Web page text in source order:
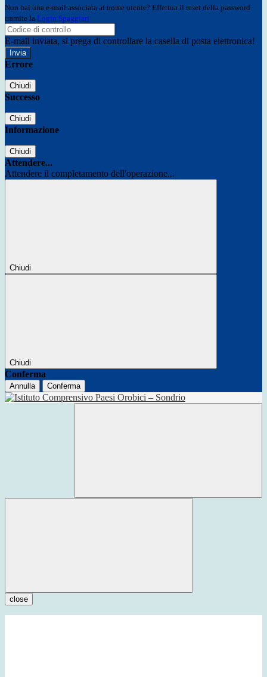
Non hai una e-mail associata al nome utente? Effettua il reset della password
tramite la Login Spaggiari
E-mail inviata, si prega di controllare la casella di posta elettronica!
Errore
Chiudi
Successo
Chiudi
Informazione
Chiudi
Attendere...
Attendere il completamento dell'operazione...
Chiudi
Chiudi
Conferma
Annulla Conferma
close